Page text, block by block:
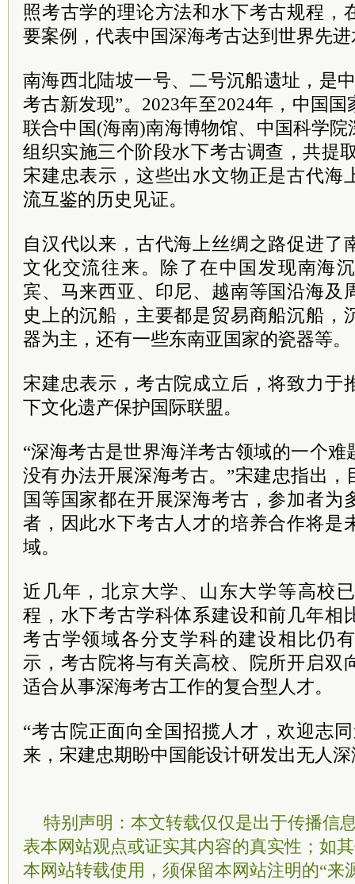
照考古学的理论方法和水下考古规程，
要案例，代表中国深海考古达到世界先
南海西北陆坡一号、二号沉船遗址，是
考古新发现”。2023年至2024年，中国
联合中国(海南)南海博物馆、中国科学院
组织实施三个阶段水下考古调查，共提
宋建忠表示，这些出水文物正是古代海
流互鉴的历史见证。
自汉代以来，古代海上丝绸之路促进了
文化交流往来。除了在中国发现南海
宾、马来西亚、印尼、越南等国沿海及
史上的沉船，主要都是贸易商船沉船，
器为主，还有一些东南亚国家的瓷器等。
宋建忠表示，考古院成立后，将致力于
下文化遗产保护国际联盟。
“深海考古是世界海洋考古领域的一个
没有办法开展深海考古。”宋建忠指出
国等国家都在开展深海考古，参加者为
者，因此水下考古人才的培养合作将是
域。
近几年，北京大学、山东大学等高校
程，水下考古学科体系建设和前几年相
考古学领域各分支学科的建设相比仍
示，考古院将与有关高校、院所开启双
适合从事深海考古工作的复合型人才。
“考古院正面向全国招揽人才，欢迎志
来，宋建忠期盼中国能设计研发出无人
特别声明：本文转载仅仅是出于传播信
表本网站观点或证实其内容的真实性；如
本网站转载使用，须保留本网站注明的“来